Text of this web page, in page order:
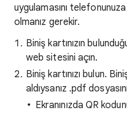
uygulamasını
olmanız gerekir.
Biniş kartınızın
web sitesini açın.
Biniş kartınızı bulun.
aldıysanız .pdf
Ekranınızda QR